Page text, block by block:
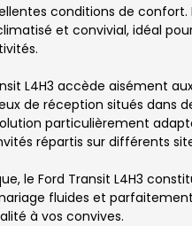
conditions de
et convivial, idéal
L4H3 accède aisément
de réception situés dans
particulièrement
répartis sur différents
le Ford Transit L4H3
fluides et
à vos convives.